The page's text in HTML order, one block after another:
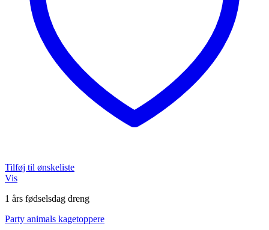
Tilføj til ønskeliste
Vis
1 års fødselsdag dreng
Party animals kagetoppere